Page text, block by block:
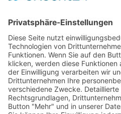
in der
möchten dabei
Jetzt anfragen!